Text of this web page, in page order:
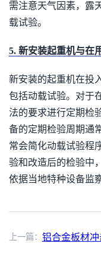
需注意天气因素，露
载试验。
5. 新安装起重机与在
新安装的起重机在投
包括动载试验。对于
法的要求进行定期检
备的定期检验周期通
常会简化动载试验程
验和改造后的检验中
依据当地特种设备监
上一篇： 铝合金板材